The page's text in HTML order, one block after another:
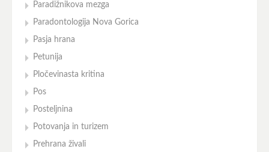
Paradižnikova mezga
Paradontologija Nova Gorica
Pasja hrana
Petunija
Pločevinasta kritina
Pos
Posteljnina
Potovanja in turizem
Prehrana živali